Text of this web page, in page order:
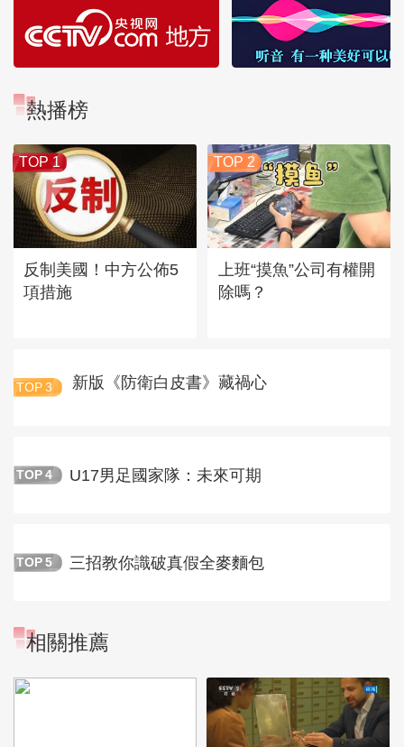
熱播榜
TOP 1
反制美國！中方公佈5
項措施
TOP 2
上班“摸魚”公司有權開
除嗎？
TOP 3 新版《防衛白皮書》藏禍心
TOP 4 U17男足國家隊：未來可期
TOP 5 三招教你識破真假全麥麵包
相關推薦